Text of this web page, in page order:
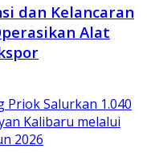
dan Kelancaran
Alat